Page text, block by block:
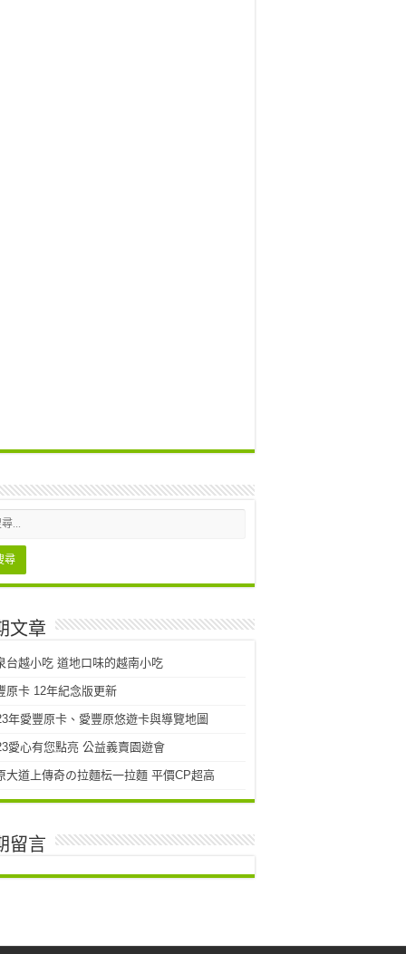
文章
台越小吃 道地口味的越南小吃
原卡 12年紀念版更新
年愛豐原卡、愛豐原悠遊卡與導覽地圖
愛心有您點亮 公益義賣園遊會
大道上傳奇の拉麵枟一拉麵 平價CP超高
留言